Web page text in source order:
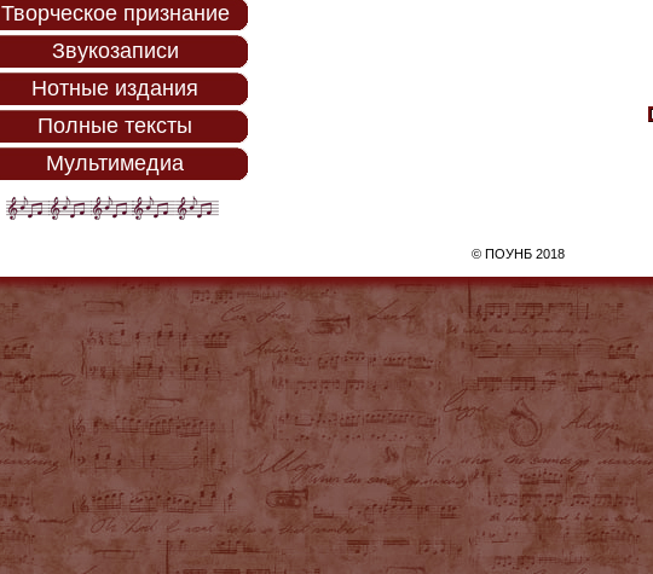
Творческое признание
Звукозаписи
Нотные издания
Полные тексты
Мультимедиа
© ПОУНБ2018